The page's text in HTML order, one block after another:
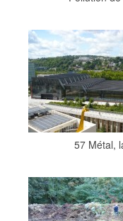
57 Métal,